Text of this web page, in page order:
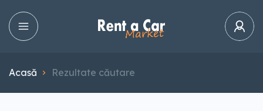
Acasă Rezultate căutare